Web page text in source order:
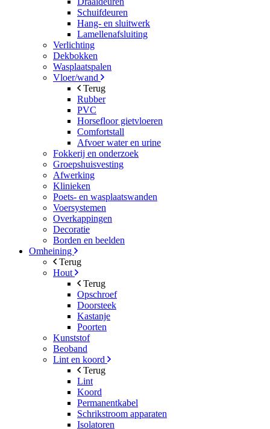
Schuifdeuren
Hang- en sluitwerk
Lamellenafsluiting
Verlichting
Dekbokken
Wasplaatspalen
Vloer/wand
Terug
Rubber
PVC
Horsefloor gietvloeren
Comfortstall
Afvoer water en urine
Fokkerij en onderzoek
Groepshuisvesting
Afwerking
Klinieken
Poets- en wasplaatswanden
Voersystemen
Overkappingen
Decoratie
Borden en beelden
Omheining
Terug
Hout
Terug
Opschroef
Doorsteek
Kastanje
Poorten
Kunststof
Beoband
Lint en koord
Terug
Lint
Koord
Permanentkabel
Schrikstroom apparaten
Isolatoren